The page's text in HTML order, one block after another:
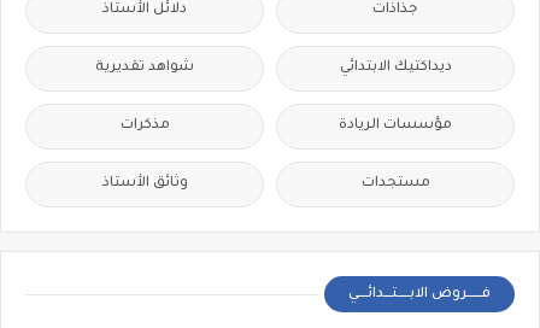
جذاذات دلائل الأستاذ
ديداكتيك الابتدائي شواهد تقديرية
مؤسسات الريادة مذكرات
مستجدات وثائق الأستاذ
فــــــروض الابـــــتـــدائــــي